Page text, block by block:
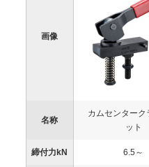
画像
名称
カムセンターク
ット
締付力kN 6.5～